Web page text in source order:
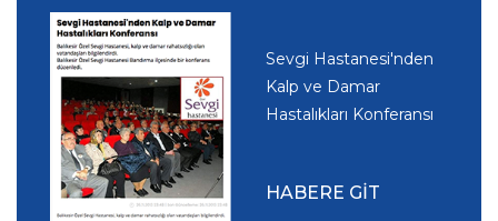
Sevgi Hastanesi'nden
Kalp ve Damar
Hastalıkları Konferansı
HABERE GİT